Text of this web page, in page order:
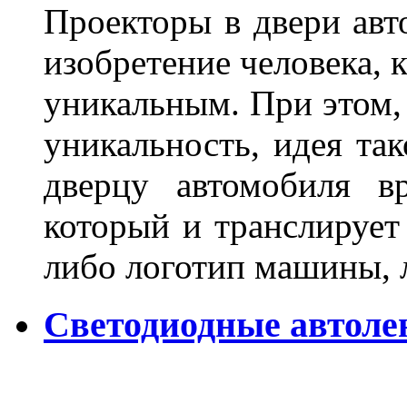
Проекторы в двери
изобретение человека,
уникальным. При этом,
уникальность, идея
дверцу автомобиля
который и
либо логотип машины,
Светодиодные